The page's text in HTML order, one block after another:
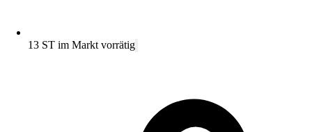
13 ST im Markt vorrätig